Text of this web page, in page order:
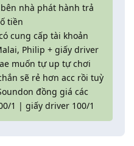
nhà phát hành trả
tiền
cung cấp tài khoản
Philip + giấy driver
muốn tự up tự chơi
sẽ rẻ hơn acc rồi tuỳ
đồng giá các
1 | giấy driver 100/1